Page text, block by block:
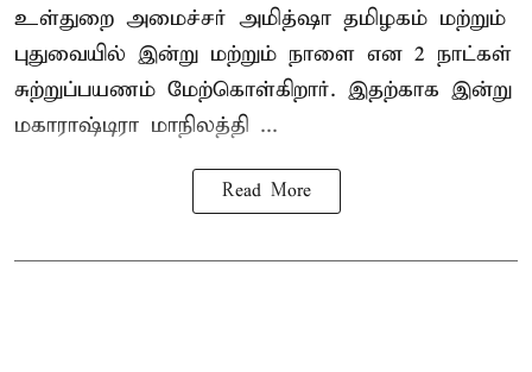
உள்துறை அமைச்சர் அமித்ஷா தமிழகம் மற்றும்
புதுவையில் இன்று மற்றும் நாளை என 2 நாட்கள்
சுற்றுப்பயணம் மேற்கொள்கிறார். இதற்காக இன்று
மகாராஷ்டிரா மாநிலத்தி ...
Read More